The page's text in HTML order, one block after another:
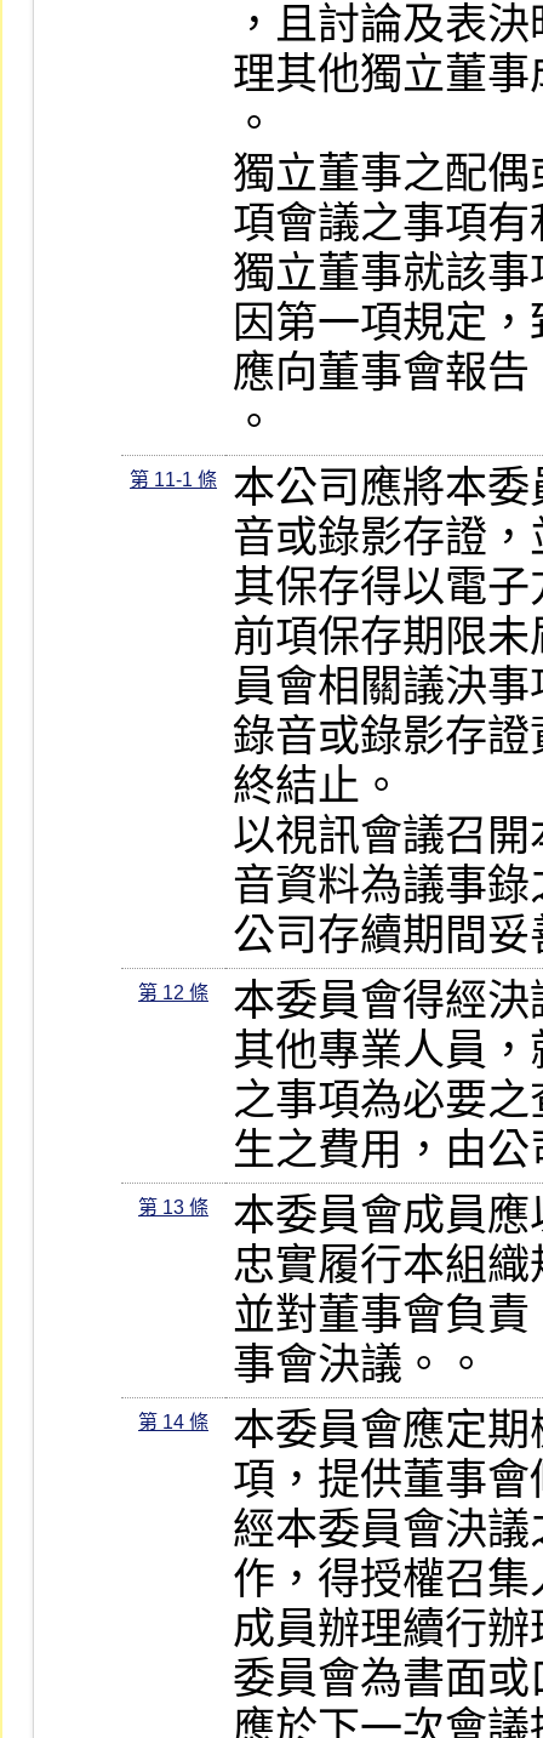
，且討論及表
理其他獨立董
。
獨立董事之配
項會議之事項
獨立董事就該
因第一項規定
應向董事會報
。
第 11-1 條
本公司應將本
音或錄影存證
其保存得以電
前項保存期限
員會相關議決
錄音或錄影存
終結止。
以視訊會議召
音資料為議事
公司存續期間妥
第 12 條
本委員會得經
其他專業人員
之事項為必要
生之費用，由
第 13 條
本委員會成員
忠實履行本組
並對董事會負
事會決議。。
第 14 條
本委員會應定
項，提供董事會
經本委員會決
作，得授權召
成員辦理續行
委員會為書面